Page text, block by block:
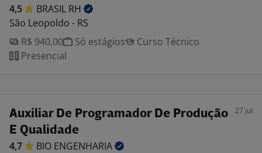
4,5 BRASIL RH
São Leopoldo - RS
R$ 940,00
Só estágios
Curso Técnico
Presencial
Auxiliar De Programador De Produção
E Qualidade
27 jul
4,7 BIO ENGENHARIA